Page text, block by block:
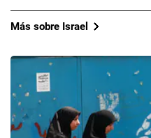
Más sobre Israel